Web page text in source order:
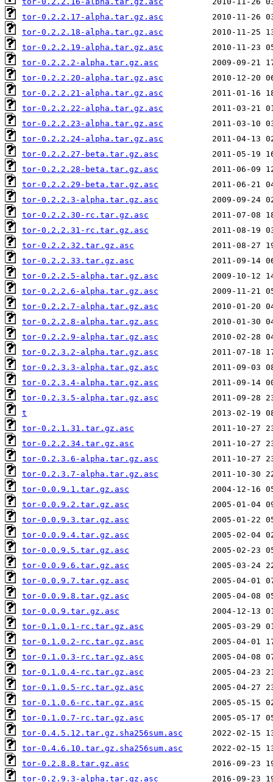
tor-0.2.2.17-alpha.tar.gz.asc
tor-0.2.2.18-alpha.tar.gz.asc
tor-0.2.2.19-alpha.tar.gz.asc
tor-0.2.2.2-alpha.tar.gz.asc
tor-0.2.2.20-alpha.tar.gz.asc
tor-0.2.2.21-alpha.tar.gz.asc
tor-0.2.2.22-alpha.tar.gz.asc
tor-0.2.2.23-alpha.tar.gz.asc
tor-0.2.2.24-alpha.tar.gz.asc
tor-0.2.2.27-beta.tar.gz.asc
tor-0.2.2.28-beta.tar.gz.asc
tor-0.2.2.29-beta.tar.gz.asc
tor-0.2.2.3-alpha.tar.gz.asc
tor-0.2.2.30-rc.tar.gz.asc
tor-0.2.2.31-rc.tar.gz.asc
tor-0.2.2.32.tar.gz.asc
tor-0.2.2.33.tar.gz.asc
tor-0.2.2.5-alpha.tar.gz.asc
tor-0.2.2.6-alpha.tar.gz.asc
tor-0.2.2.7-alpha.tar.gz.asc
tor-0.2.2.8-alpha.tar.gz.asc
tor-0.2.2.9-alpha.tar.gz.asc
tor-0.2.3.2-alpha.tar.gz.asc
tor-0.2.3.3-alpha.tar.gz.asc
tor-0.2.3.4-alpha.tar.gz.asc
tor-0.2.3.5-alpha.tar.gz.asc
t
tor-0.2.1.31.tar.gz.asc
tor-0.2.2.34.tar.gz.asc
tor-0.2.3.6-alpha.tar.gz.asc
tor-0.2.3.7-alpha.tar.gz.asc
tor-0.0.9.1.tar.gz.asc
tor-0.0.9.2.tar.gz.asc
tor-0.0.9.3.tar.gz.asc
tor-0.0.9.4.tar.gz.asc
tor-0.0.9.5.tar.gz.asc
tor-0.0.9.6.tar.gz.asc
tor-0.0.9.7.tar.gz.asc
tor-0.0.9.8.tar.gz.asc
tor-0.0.9.tar.gz.asc
tor-0.1.0.1-rc.tar.gz.asc
tor-0.1.0.2-rc.tar.gz.asc
tor-0.1.0.3-rc.tar.gz.asc
tor-0.1.0.4-rc.tar.gz.asc
tor-0.1.0.5-rc.tar.gz.asc
tor-0.1.0.6-rc.tar.gz.asc
tor-0.1.0.7-rc.tar.gz.asc
tor-0.4.5.12.tar.gz.sha256sum.asc
tor-0.4.6.10.tar.gz.sha256sum.asc
tor-0.2.8.8.tar.gz.asc
tor-0.2.9.3-alpha.tar.gz.asc